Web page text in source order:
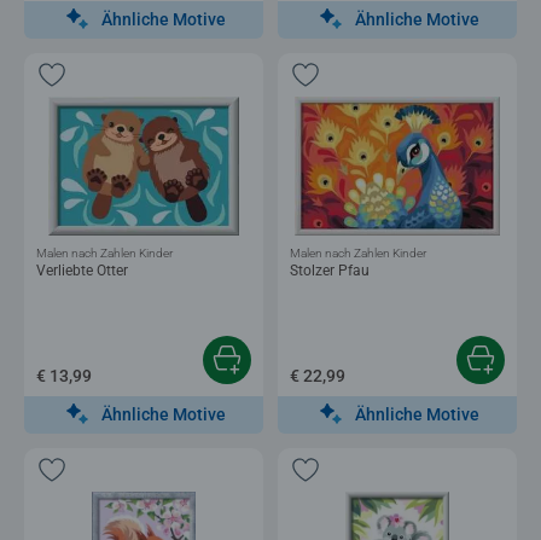
Ähnliche Motive
Ähnliche Motive
Verliebte Otter
Malen nach Zahlen Kinder
€ 13,99
Ähnliche Motive
Stolzer Pfau
Malen nach Zahlen Kinder
€ 22,99
Ähnliche Motive